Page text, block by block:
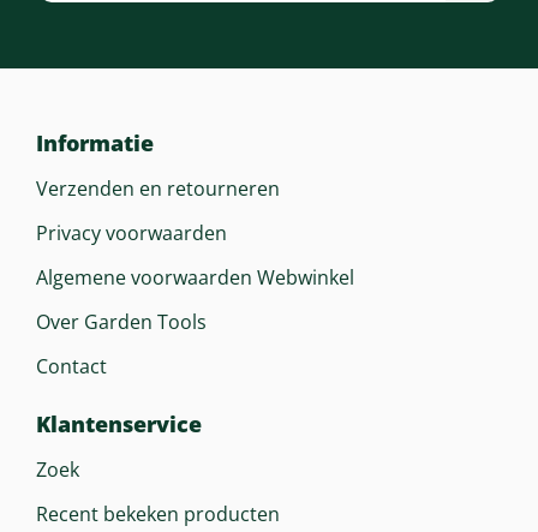
Informatie
Verzenden en retourneren
Privacy voorwaarden
Algemene voorwaarden Webwinkel
Over Garden Tools
Contact
Klantenservice
Zoek
Recent bekeken producten